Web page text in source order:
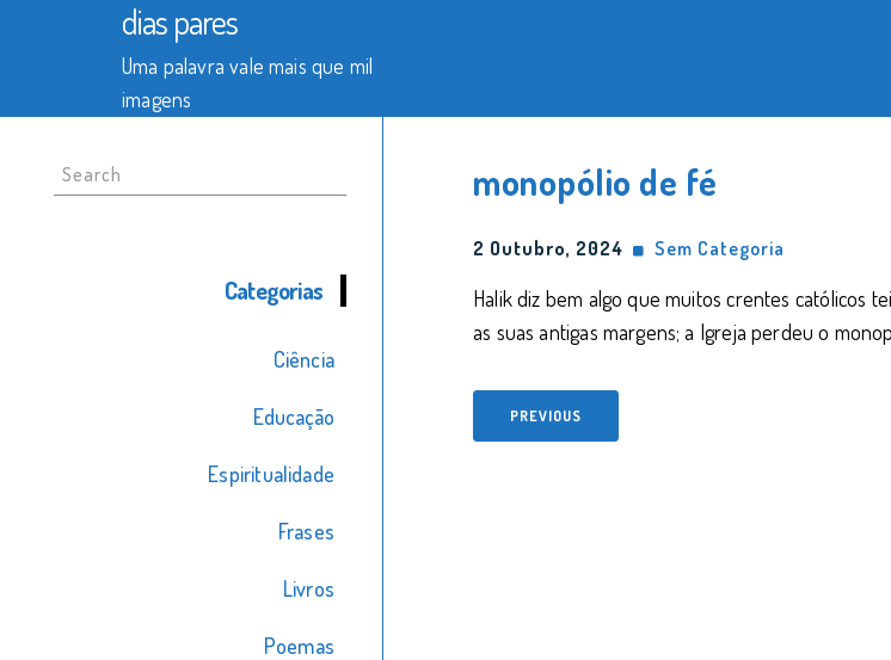
dias pares
Uma palavra vale mais que mil
imagens
Search
for:
Categorias
Ciência
Educação
Espiritualidade
Frases
Livros
Poemas
monopólio de fé
2 Outubro, 2024 Sem Categoria
Halik diz bem algo que muitos crentes católicos
as suas antigas margens; a Igreja perdeu o
PREVIOUS